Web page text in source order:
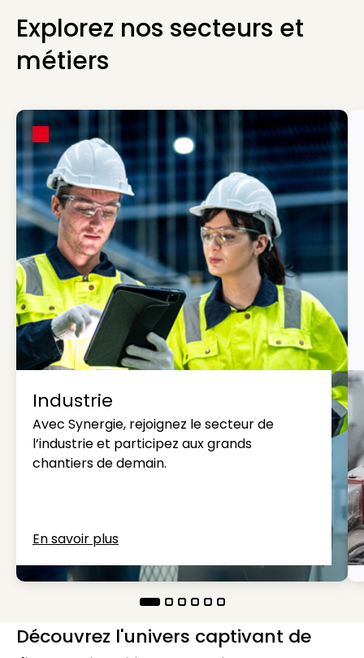
Explorez nos secteurs et
métiers
Industrie
Avec Synergie, rejoignez le secteur de
l’industrie et participez aux grands
chantiers de demain.
En savoir plus
Découvrez l'univers captivant de